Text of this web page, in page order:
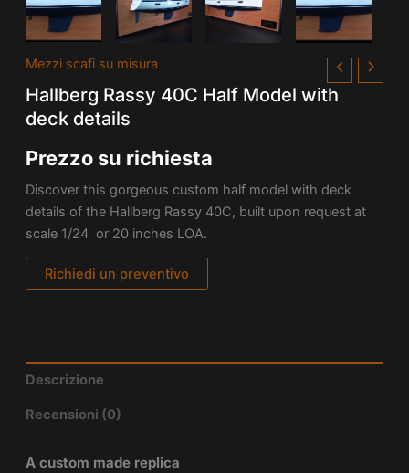
Mezzi scafi su misura
Hallberg Rassy 40C Half Model with
deck details
Prezzo su richiesta
Discover this gorgeous custom half model with deck
details of the Hallberg Rassy 40C, built upon request at
scale 1/24 or 20 inches LOA.
Richiedi un preventivo
Descrizione
Recensioni (0)
A custom made replica